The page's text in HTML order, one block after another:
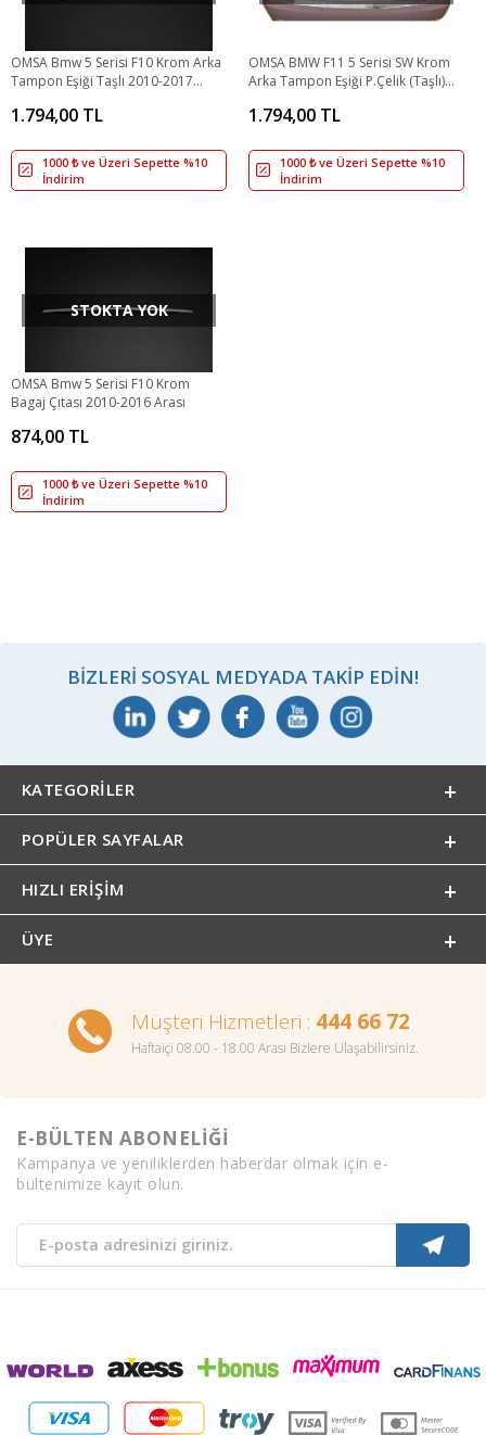
OMSA Bmw 5 Serisi F10 Krom Arka
Tampon Eşiği Taşlı 2010-2017
1.794,00 TL
1000 ₺ ve Üzeri Sepette %10
İndirim
OMSA BMW F11 5 Serisi SW Krom
Arka Tampon Eşiği P.Çelik (Taşlı)
1.794,00 TL
1000 ₺ ve Üzeri Sepette %10
İndirim
STOKTA YOK
OMSA Bmw 5 Serisi F10 Krom
Bagaj Çıtası 2010-2016 Arası
874,00 TL
1000 ₺ ve Üzeri Sepette %10
İndirim
BIZLERI SOSYAL MEDYADA TAKIP EDIN!
KATEGORILER
POPÜLER SAYFALAR
HIZLI ERIŞIM
ÜYE
Müşteri Hizmetleri : 444 66 72
Haftaiçi 08.00 - 18.00 Arası Bizlere Ulaşabilirsiniz.
E-BÜLTEN ABONELİĞİ
Kampanya ve yeniliklerden haberdar olmak için e-
bültenimize kayıt olun.